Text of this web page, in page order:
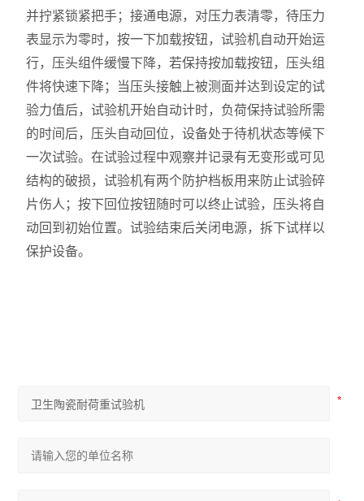
并拧紧锁紧把手；接通电源，对压力表清零，待压力
表显示为零时，按一下加载按钮，试验机自动开始运
行，压头组件缓慢下降，若保持按加载按钮，压头组
件将快速下降；当压头接触上被测面并达到设定的试
验力值后，试验机开始自动计时，负荷保持试验所需
的时间后，压头自动回位，设备处于待机状态等候下
一次试验。在试验过程中观察并记录有无变形或可见
结构的破损，试验机有两个防护档板用来防止试验碎
片伤人；按下回位按钮随时可以终止试验，压头将自
动回到初始位置。试验结束后关闭电源，拆下试样以
保护设备。